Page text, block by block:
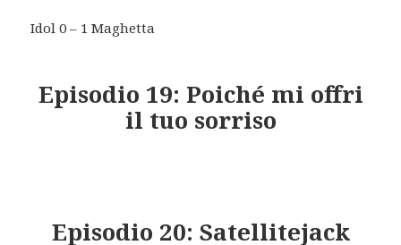
Idol 0 – 1 Maghetta
Episodio 19: Poiché mi offri
il tuo sorriso
Episodio 20: Satellitejack